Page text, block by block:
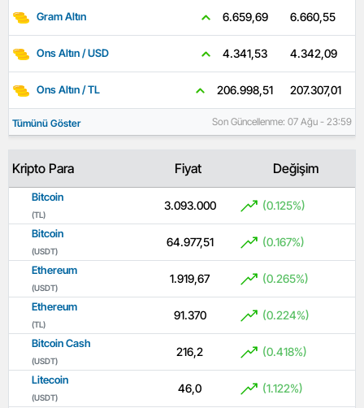
Gram Altın 6.659,69 6.660,55
Ons Altın / USD 4.341,53 4.342,09
Ons Altın / TL 206.998,51 207.307,01
Tümünü Göster Son Güncellenme: 07 Ağu - 23:59
Kripto Para Fiyat Değişim
Bitcoin
(TL)
3.093.000 (0.125%)
Bitcoin
(USDT)
64.977,51 (0.167%)
Ethereum
(USDT)
1.919,67 (0.265%)
Ethereum
(TL)
91.370 (0.224%)
Bitcoin Cash
(USDT)
216,2 (0.418%)
Litecoin
(USDT)
46,0 (1.122%)